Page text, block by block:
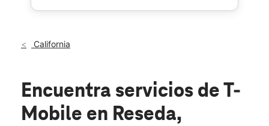
California
Encuentra servicios de T-
Mobile en Reseda,